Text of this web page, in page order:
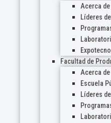
Acerca
Líderes
Facultad de
Acerca
Escuela
Líderes